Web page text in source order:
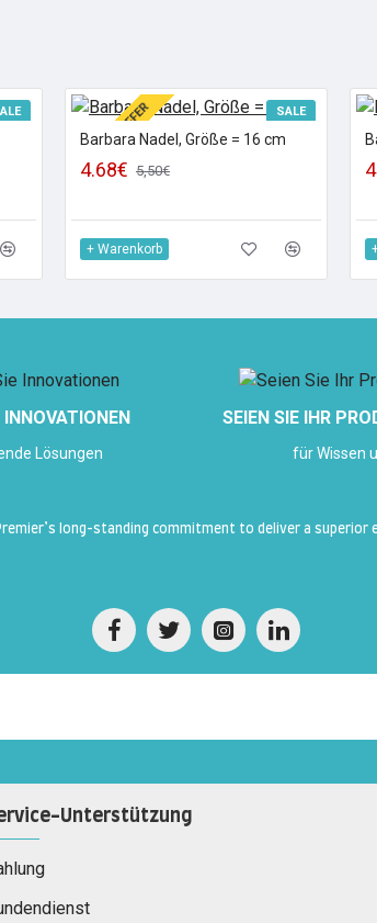
SPECIAL OFFER SALE
Barbara Nadel, Größe = 16 cm
4.68€ 5,50€
+ Warenkorb
INNOVATIONEN
Lösungen
SEIEN SIE IHR
für Wissen
long-standing commitment to deliver a
Unterstützung